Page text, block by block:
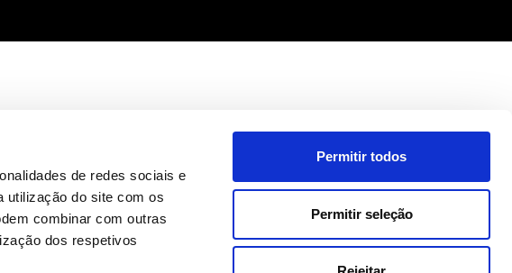
de redes sociais e
utilização do site com os
combinar com outras
dos respetivos
Permitir todos
Permitir seleção